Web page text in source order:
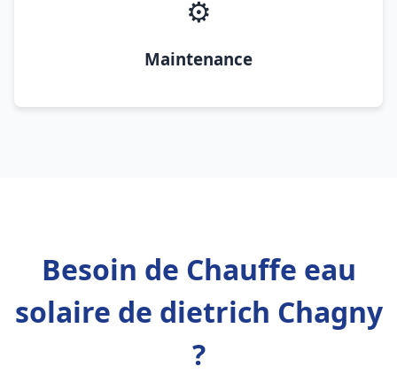
⚙️
Maintenance
Besoin de Chauffe eau
solaire de dietrich Chagny
?